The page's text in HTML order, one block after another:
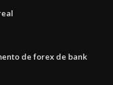
de forex de bank